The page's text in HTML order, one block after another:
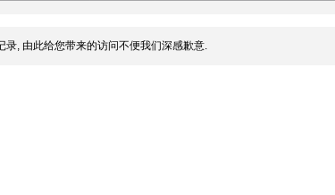
, 由此给您带来的访问不便我们深感歉意.